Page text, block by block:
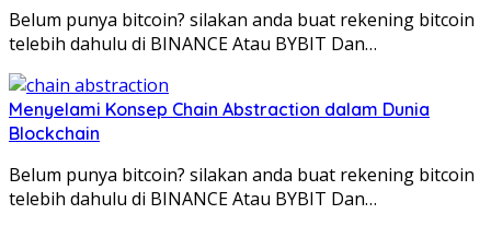
Belum punya bitcoin? silakan anda buat rekening bitcoin
telebih dahulu di BINANCE Atau BYBIT Dan…
Menyelami Konsep Chain Abstraction dalam Dunia
Blockchain
Belum punya bitcoin? silakan anda buat rekening bitcoin
telebih dahulu di BINANCE Atau BYBIT Dan…